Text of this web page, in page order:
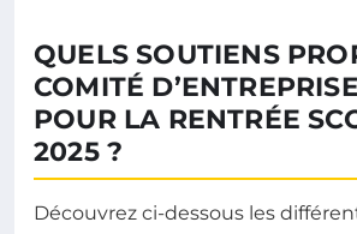
QUELS SOUTIENS
COMITÉ
POUR LA RENTRÉE
2025 ?
Découvrez ci-dessous les